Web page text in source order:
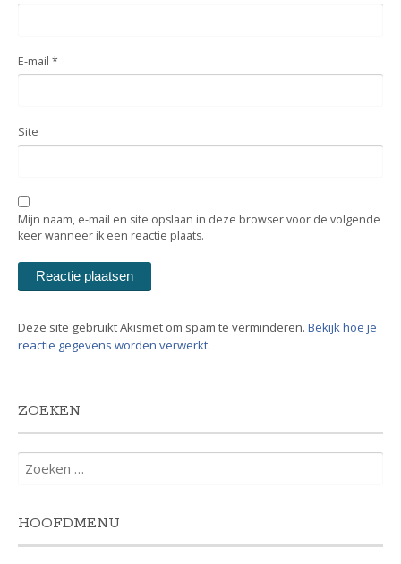
E-mail *
Site
Mijn naam, e-mail en site opslaan in deze browser voor de volgende
keer wanneer ik een reactie plaats.
Deze site gebruikt Akismet om spam te verminderen. Bekijk hoe je
reactie gegevens worden verwerkt.
ZOEKEN
naar:
HOOFDMENU